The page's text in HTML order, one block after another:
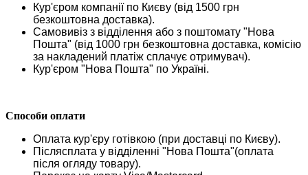
Кур'єром компанії по Києву (від 1500 грн
безкоштовна доставка).
Самовивіз з відділення або з поштомату "Нова
Пошта" (від 1000 грн безкоштовна доставка, комісію
за накладений платіж сплачує отримувач).
Кур'єром "Нова Пошта" по Україні.
Способи оплати
Оплата кур'єру готівкою (при доставці по Києву).
Післясплата у відділенні "Нова Пошта"(оплата
після огляду товару).